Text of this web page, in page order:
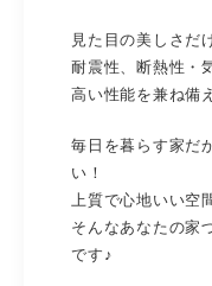
見た目の美しさだ
耐震性、断熱性・
高い性能を兼ね備
毎日を暮らす家だ
い！
上質で心地いい空
そんなあなたの家
です♪